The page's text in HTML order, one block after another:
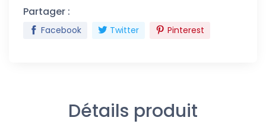
Partager :
Facebook Twitter Pinterest
Détails produit